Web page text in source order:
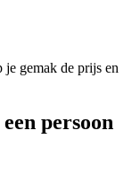
gemak de prijs en
persoon